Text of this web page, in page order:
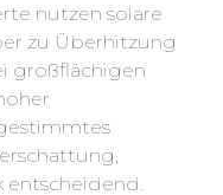
nutzen solare
zu Überhitzung
großflächigen